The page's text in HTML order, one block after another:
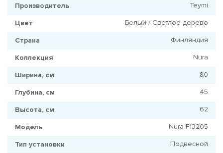
Производитель Teymi
Цвет Белый / Светлое дерево
Страна Финляндия
Коллекция Nura
Ширина, см 80
Глубина, см 45
Высота, см 62
Модель Nura F13205
Тип установки Подвесной